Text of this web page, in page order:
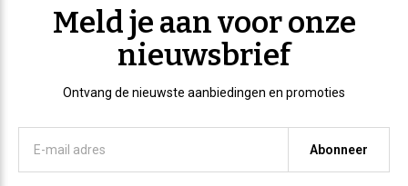
Meld je aan voor onze
nieuwsbrief
Ontvang de nieuwste aanbiedingen en promoties
Abonneer